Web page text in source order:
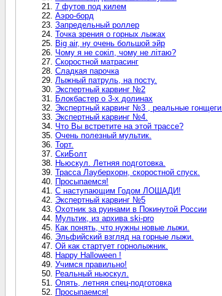
7 футов под килем
Аэро-борд
Запредельный роллер
Точка зрения о горных лыжах
Big air, ну очень большой эйр
Чому я не сокiл, чому не лiтаю?
Скоростной матрасинг
Сладкая парочка
Лыжный патруль, на посту.
Экспертный карвинг №2
Блокбастер о 3-х долинах
Экспертный карвинг №3 , реальные гонщеги.
Экспертный карвинг №4.
Что Вы встретите на этой трассе?
Очень полезный мультик.
Торт.
СкиБолт
Ньюскул. Летняя подготовка.
Трасса Лауберхорн, скоростной спуск.
Просыпаемся!
С наступающим Годом ЛОШАДИ!
Экспертный карвинг №5
Охотник за руинами в Покинутой России
Мультик, из архива ski-pro
Как понять, что нужны новые лыжи.
Эльфийский взгляд на горные лыжи.
Ой как стартует горнолыжник.
Happy Halloween !
Учимся правильно!
Реальный ньюскул.
Опять, летняя спец-подготовка
Просыпаемся!